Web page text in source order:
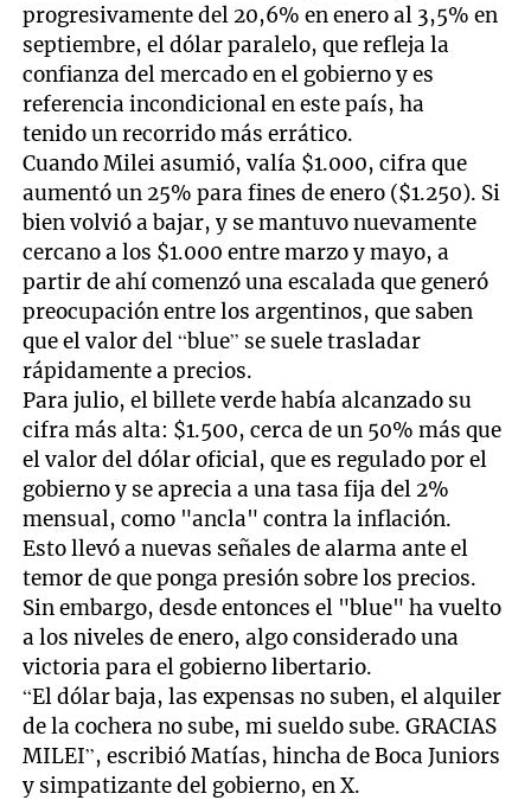
progresivamente del 20,6% en enero al 3,5% en
septiembre, el dólar paralelo, que refleja la
confianza del mercado en el gobierno y es
referencia incondicional en este país, ha
tenido un recorrido más errático.
Cuando Milei asumió, valía $1.000, cifra que
aumentó un 25% para fines de enero ($1.250). Si
bien volvió a bajar, y se mantuvo nuevamente
cercano a los $1.000 entre marzo y mayo, a
partir de ahí comenzó una escalada que generó
preocupación entre los argentinos, que saben
que el valor del “blue” se suele trasladar
rápidamente a precios.
Para julio, el billete verde había alcanzado su
cifra más alta: $1.500, cerca de un 50% más que
el valor del dólar oficial, que es regulado por el
gobierno y se aprecia a una tasa fija del 2%
mensual, como "ancla" contra la inflación.
Esto llevó a nuevas señales de alarma ante el
temor de que ponga presión sobre los precios.
Sin embargo, desde entonces el "blue" ha vuelto
a los niveles de enero, algo considerado una
victoria para el gobierno libertario.
“El dólar baja, las expensas no suben, el alquiler
de la cochera no sube, mi sueldo sube. GRACIAS
MILEI”, escribió Matías, hincha de Boca Juniors
y simpatizante del gobierno, en X.